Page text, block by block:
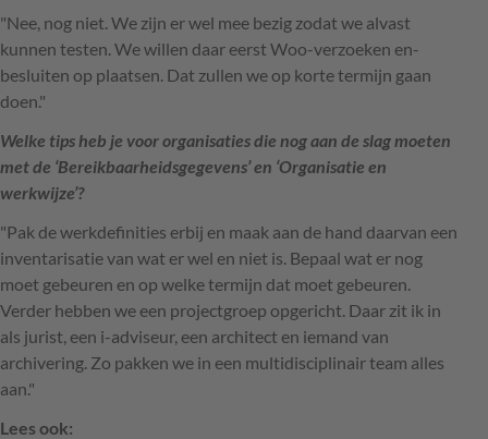
"Nee, nog niet. We zijn er wel mee bezig zodat we alvast
kunnen testen. We willen daar eerst Woo-verzoeken en-
besluiten op plaatsen. Dat zullen we op korte termijn gaan
doen."
Welke tips heb je voor organisaties die nog aan de slag moeten
met de ‘Bereikbaarheidsgegevens’ en ‘Organisatie en
werkwijze’?
"Pak de werkdefinities erbij en maak aan de hand daarvan een
inventarisatie van wat er wel en niet is. Bepaal wat er nog
moet gebeuren en op welke termijn dat moet gebeuren.
Verder hebben we een projectgroep opgericht. Daar zit ik in
als jurist, een i-adviseur, een architect en iemand van
archivering. Zo pakken we in een multidisciplinair team alles
aan."
Lees ook: